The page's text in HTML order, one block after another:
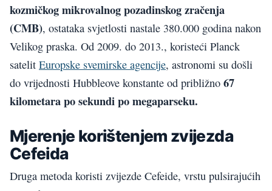
kozmičkog mikrovalnog pozadinskog zračenja
(CMB), ostataka svjetlosti nastale 380.000 godina nakon
Velikog praska. Od 2009. do 2013., koristeći Planck
satelit Europske svemirske agencije, astronomi su došli
do vrijednosti Hubbleove konstante od približno 67
kilometara po sekundi po megaparseku.
Mjerenje korištenjem zvijezda
Cefeida
Druga metoda koristi zvijezde Cefeide, vrstu pulsirajućih